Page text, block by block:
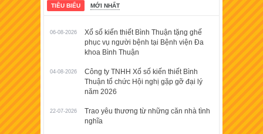
TIÊU BIỂU MỚI NHẤT
06-08-2026
Xổ số kiến thiết Bình Thuận tặng ghế
phục vụ người bệnh tại Bệnh viện Đa
khoa Bình Thuận
04-08-2026
Công ty TNHH Xổ số kiến thiết Bình
Thuận tổ chức Hội nghị gặp gỡ đại lý
năm 2026
22-07-2026
Trao yêu thương từ những căn nhà tình
nghĩa